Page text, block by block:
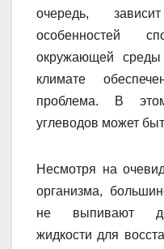
очередь,
особенностей
окружающей
климате
проблема. В
углеводов может
Несмотря на
организма,
не выпивают
жидкости для